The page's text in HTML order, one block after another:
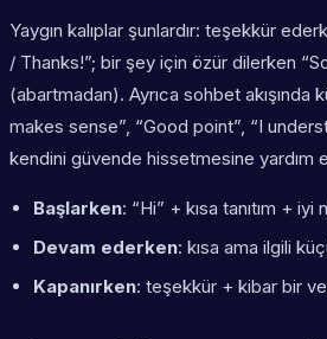
Yaygın kalıplar şunlardır: teşekkür
/ Thanks!”; bir şey için özür dilerken
(abartmadan). Ayrıca sohbet akışında
makes sense”, “Good point”, “I
kendini güvende hissetmesine yardım
Başlarken: “Hi” + kısa tanıtım + iyi
Devam ederken: kısa ama ilgili
Kapanırken: teşekkür + kibar bir